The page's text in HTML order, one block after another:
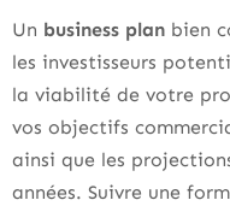
Un business plan bien
les investisseurs
la viabilité de votre
vos objectifs
ainsi que les
années. Suivre une